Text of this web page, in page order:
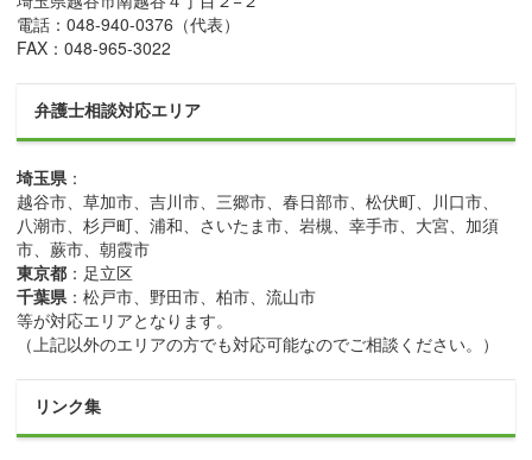
電話：048-940-0376 （代表）
FAX：048-965-3022
弁護士相談対応エリア
埼玉県：
越谷市、草加市、吉川市、三郷市、春日部市、松伏町、川口市、
八潮市、杉戸町、浦和、さいたま市、岩槻、幸手市、大宮、加須
市、蕨市、朝霞市
東京都 ：足立区
千葉県：松戸市、野田市、柏市、流山市
等が対応エリアとなります。
（上記以外のエリアの方でも対応可能なのでご相談ください。）
リンク集